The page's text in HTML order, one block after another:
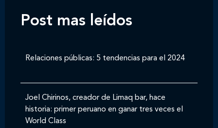
Contáctanos
Post mas leídos
Relaciones públicas: 5 tendencias para el 2024
Joel Chirinos, creador de Limaq bar, hace
historia: primer peruano en ganar tres veces el
World Class